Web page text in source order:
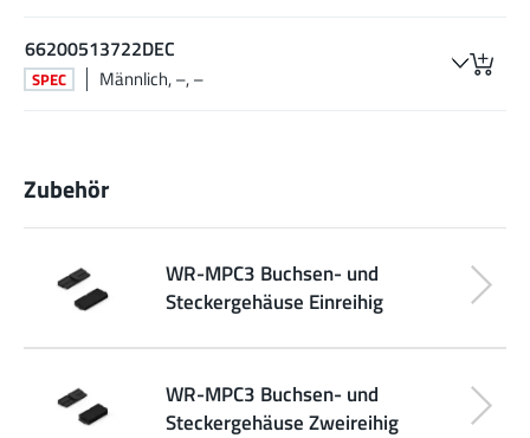
66200513722DEC
SPEC Männlich, –, –
Zubehör
WR-MPC3 Buchsen- und
Steckergehäuse Einreihig
WR-MPC3 Buchsen- und
Steckergehäuse Zweireihig